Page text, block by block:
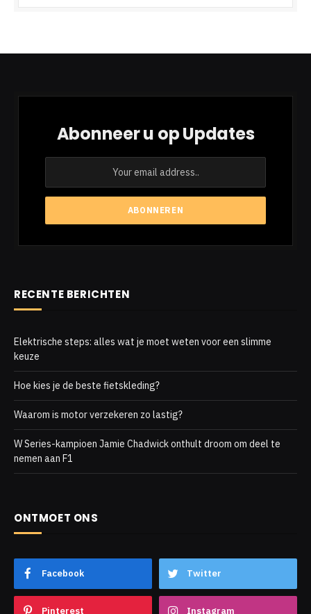
Abonneer u op Updates
RECENTE BERICHTEN
Elektrische steps: alles wat je moet weten voor een slimme
keuze
Hoe kies je de beste fietskleding?
Waarom is motor verzekeren zo lastig?
W Series-kampioen Jamie Chadwick onthult droom om deel te
nemen aan F1
ONTMOET ONS
Facebook Twitter
Pinterest Instagram